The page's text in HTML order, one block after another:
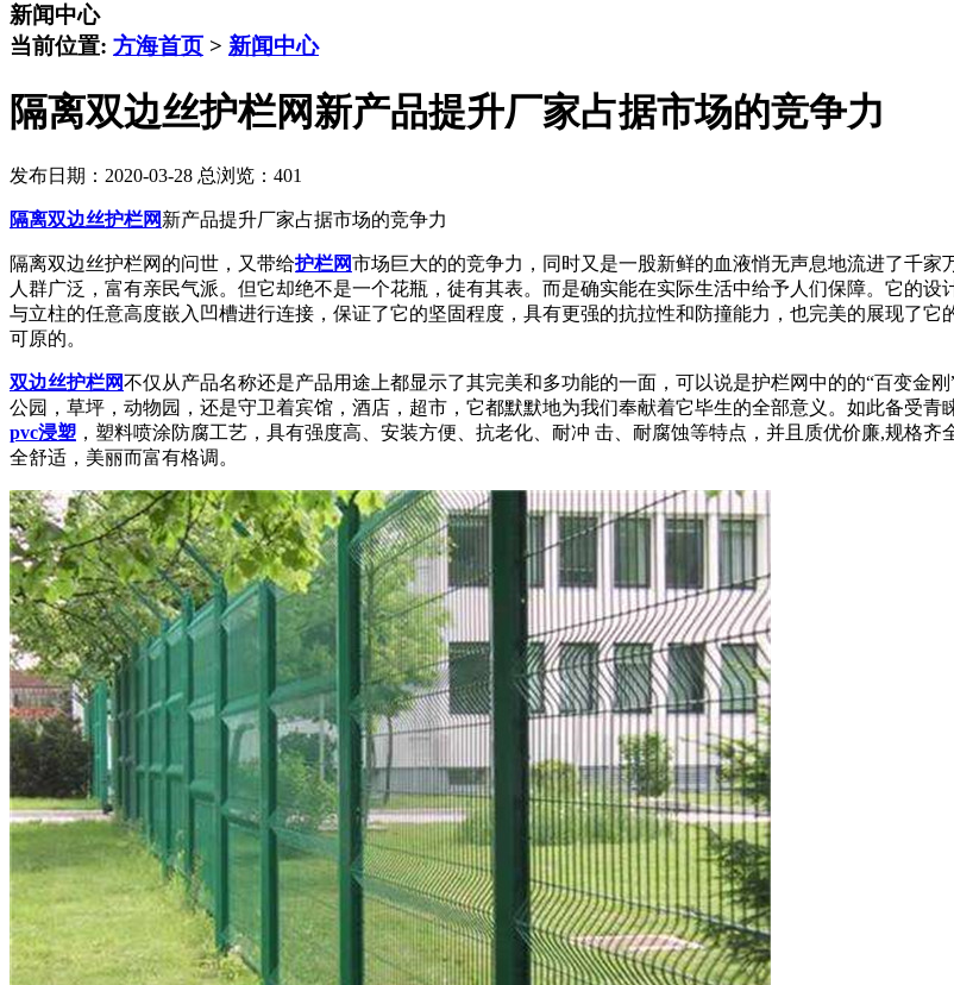
新闻中心
当前位置: 方海首页 > 新闻中心
隔离双边丝护栏网新产品提升厂家占据市场的竞争力
发布日期：2020-03-28 总浏览： 401
隔离双边丝护栏网新产品提升厂家占据市场的竞争力
隔离双边丝护栏网的问世，又带给护栏网市场巨大的的竞争力，同时又是一股新鲜的血液悄无声息地流进了千
人群广泛，富有亲民气派。但它却绝不是一个花瓶，徒有其表。而是确实能在实际生活中给予人们保障。它的
与立柱的任意高度嵌入凹槽进行连接，保证了它的坚固程度，具有更强的抗拉性和防撞能力，也完美的展现了
可原的。
双边丝护栏网不仅从产品名称还是产品用途上都显示了其完美和多功能的一面，可以说是护栏网中的的“百变金
公园，草坪，动物园，还是守卫着宾馆，酒店，超市，它都默默地为我们奉献着它毕生的全部意义。如此备受青
pvc浸塑 ，塑料喷涂防腐工艺，具有强度高、安装方便、抗老化、耐冲 击、耐腐蚀等特点，并且质优价廉,规格
全舒适，美丽而富有格调。